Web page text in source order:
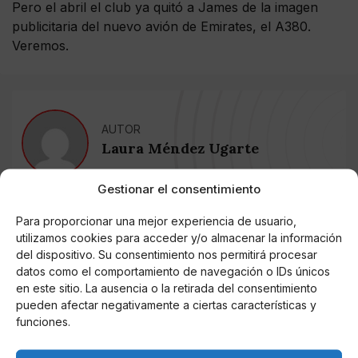
Gestionar el consentimiento
Para proporcionar una mejor experiencia de usuario,
utilizamos cookies para acceder y/o almacenar la información
del dispositivo. Su consentimiento nos permitirá procesar
datos como el comportamiento de navegación o IDs únicos
en este sitio. La ausencia o la retirada del consentimiento
pueden afectar negativamente a ciertas características y
funciones.
Pero el abril el club ya quitó a James de la imagen
publicitaria del nuevo avión de Emirates, el A380.
Veremos.
AUTOR
Laura Méndez Ugarte
Noticias relacionadas
Online Casino
Mejores Cripto Casinos Online en
Colombia 2025: Bitcoin Casinos
Criptomonedas en Argentina 2025